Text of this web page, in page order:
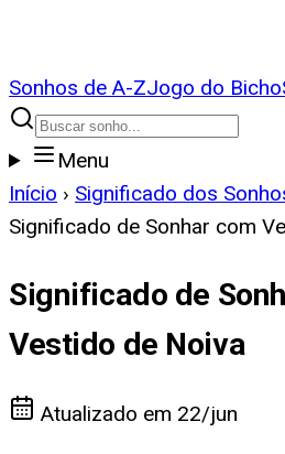
Sonhos de A-ZJogo do Bicho
Menu
Início › Significado dos
Significado de Sonhar com
Significado de
Vestido de Noiva
Atualizado em 22/jun